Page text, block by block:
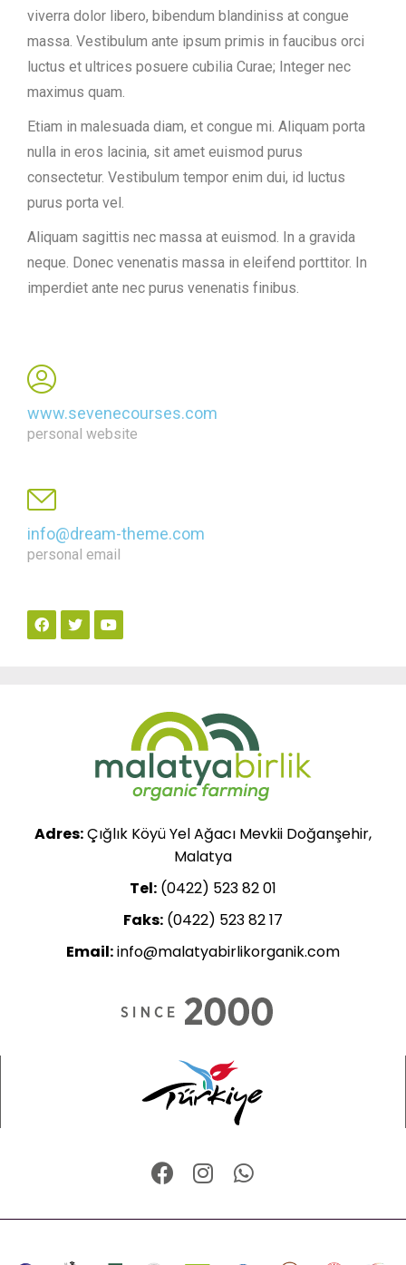
viverra dolor libero, bibendum blandiniss at congue
massa. Vestibulum ante ipsum primis in faucibus orci
luctus et ultrices posuere cubilia Curae; Integer nec
maximus quam.
Etiam in malesuada diam, et congue mi. Aliquam porta
nulla in eros lacinia, sit amet euismod purus
consectetur. Vestibulum tempor enim dui, id luctus
purus porta vel.
Aliquam sagittis nec massa at euismod. In a gravida
neque. Donec venenatis massa in eleifend porttitor. In
imperdiet ante nec purus venenatis finibus.
www.sevenecourses.com
personal website
info@dream-theme.com
personal email
Adres:Çığlık Köyü Yel Ağacı Mevkii Doğanşehir,
Malatya
Tel: (0422) 523 82 01
Faks: (0422) 523 82 17
Email:info@malatyabirlikorganik.com